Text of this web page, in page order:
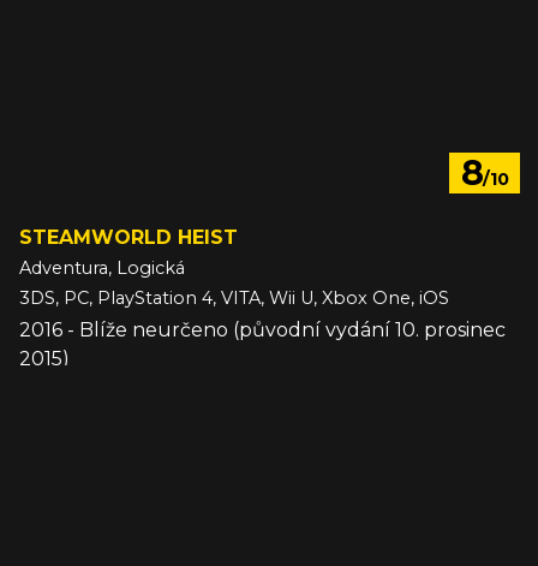
8/10
STEAMWORLD HEIST
Adventura, Logická
3DS, PC, PlayStation 4, VITA, Wii U, Xbox One, iOS
2016 - Blíže neurčeno (původní vydání 10. prosinec
2015)